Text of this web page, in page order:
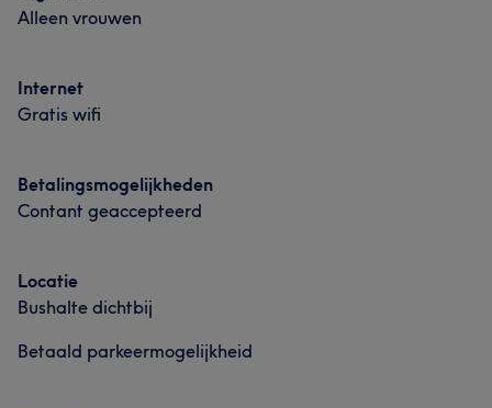
Alleen vrouwen
Internet
Gratis wifi
Betalingsmogelijkheden
Contant geaccepteerd
Locatie
Bushalte dichtbij
Betaald parkeermogelijkheid